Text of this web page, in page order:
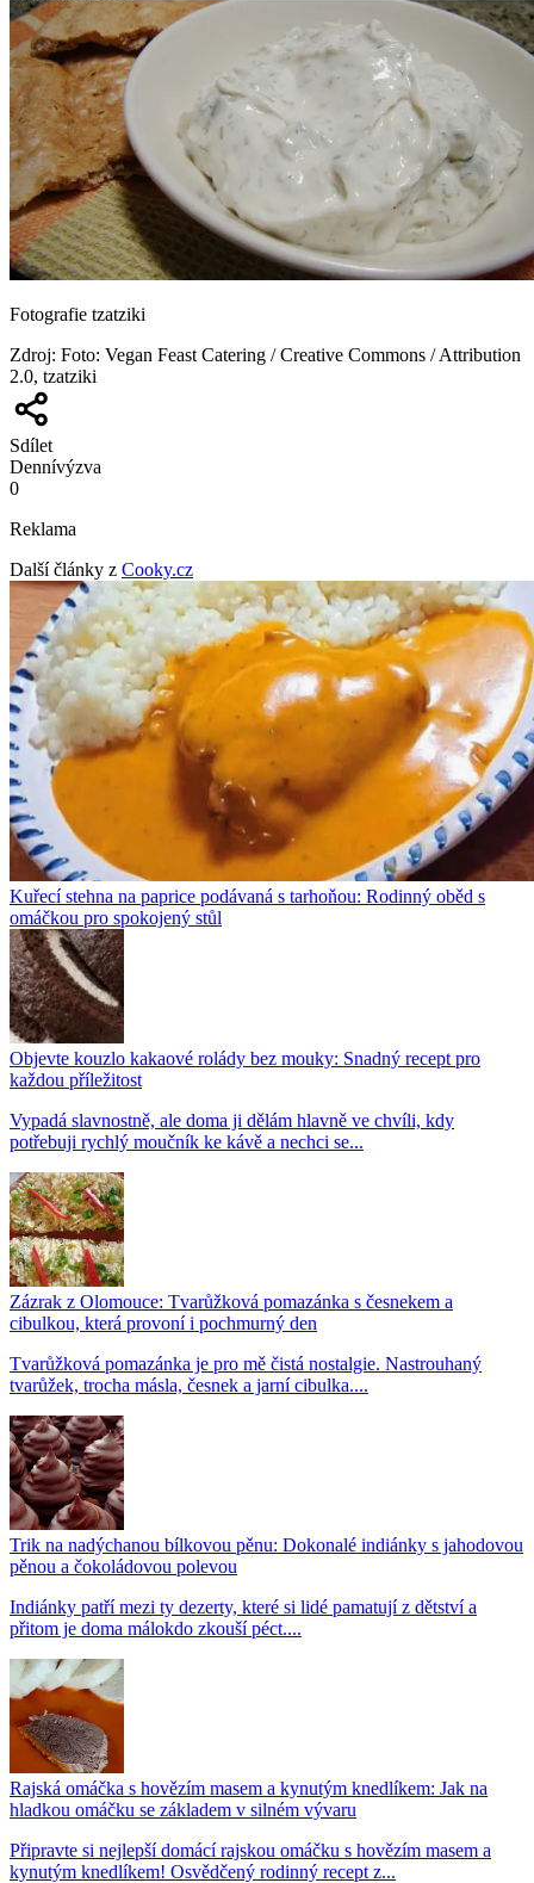
Fotografie tzatziki
Zdroj: Foto: Vegan Feast Catering / Creative Commons / Attribution
2.0, tzatziki
Sdílet
Dennívýzva
0
Reklama
Další články z Cooky.cz
Kuřecí stehna na paprice podávaná s tarhoňou: Rodinný oběd s
omáčkou pro spokojený stůl
Objevte kouzlo kakaové rolády bez mouky: Snadný recept pro
každou příležitost
Vypadá slavnostně, ale doma ji dělám hlavně ve chvíli, kdy
potřebuji rychlý moučník ke kávě a nechci se...
Zázrak z Olomouce: Tvarůžková pomazánka s česnekem a
cibulkou, která provoní i pochmurný den
Tvarůžková pomazánka je pro mě čistá nostalgie. Nastrouhaný
tvarůžek, trocha másla, česnek a jarní cibulka....
Trik na nadýchanou bílkovou pěnu: Dokonalé indiánky s jahodovou
pěnou a čokoládovou polevou
Indiánky patří mezi ty dezerty, které si lidé pamatují z dětství a
přitom je doma málokdo zkouší péct....
Rajská omáčka s hovězím masem a kynutým knedlíkem: Jak na
hladkou omáčku se základem v silném vývaru
Připravte si nejlepší domácí rajskou omáčku s hovězím masem a
kynutým knedlíkem! Osvědčený rodinný recept z...